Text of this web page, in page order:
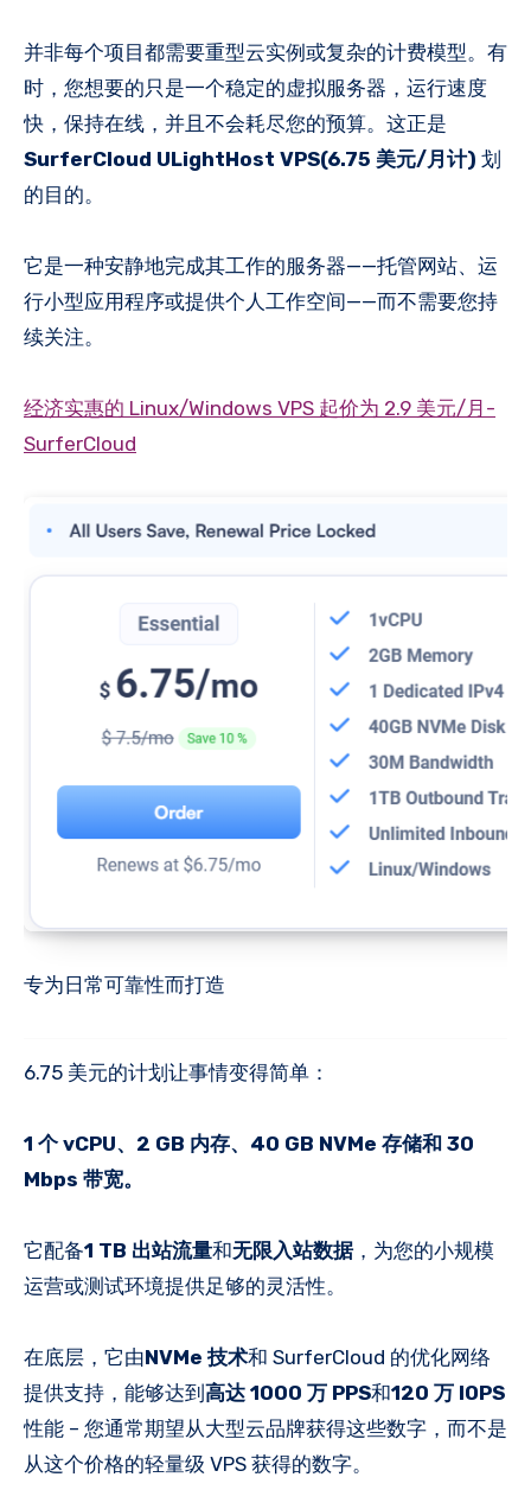
并非每个项目都需要重型云实例或复杂的计费模型。有
时，您想要的只是一个稳定的虚拟服务器，运行速度
快，保持在线，并且不会耗尽您的预算。这正是
SurferCloud ULightHost VPS(6.75 美元/月计) 划
的目的。
它是一种安静地完成其工作的服务器——托管网站、运
行小型应用程序或提供个人工作空间——而不需要您持
续关注。
经济实惠的 Linux/Windows VPS 起价为 2.9 美元/月-
SurferCloud
专为日常可靠性而打造
6.75 美元的计划让事情变得简单：
1 个 vCPU、2 GB 内存、40 GB NVMe 存储和 30
Mbps 带宽。
它配备1 TB 出站流量和无限入站数据，为您的小规模
运营或测试环境提供足够的灵活性。
在底层，它由NVMe 技术和 SurferCloud 的优化网络
提供支持，能够达到高达 1000 万 PPS和120 万 IOPS
性能 – 您通常期望从大型云品牌获得这些数字，而不是
从这个价格的轻量级 VPS 获得的数字。